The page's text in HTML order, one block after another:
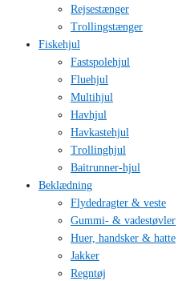
Rejsestænger
Trollingstænger
Fiskehjul
Fastspolehjul
Fluehjul
Multihjul
Havhjul
Havkastehjul
Trollinghjul
Baitrunner-hjul
Beklædning
Flydedragter & veste
Gummi- & vadestøvler
Huer, handsker & hatte
Jakker
Regntøj